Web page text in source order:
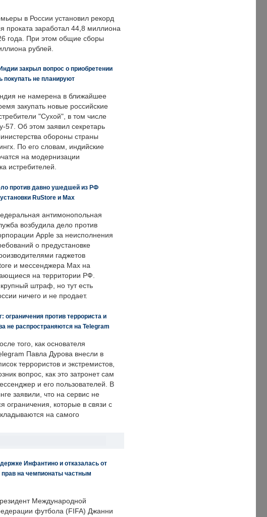
в России установил рекорд
проката заработал 44,8 миллиона
года. При этом общие сборы
рублей.
закрыл вопрос о приобретении
покупать не планируют
не намерена в ближайшее
закупать новые российские
"Сухой", в том числе
57. Об этом заявил секретарь
обороны страны
По его словам, индийские
на модернизации
истребителей.
против давно ушедшей из РФ
RuStore и Max
антимонопольная
возбудила дело против
Apple за неисполнения
о предустановке
гаджетов
и мессенджера Max на
на территории РФ.
штраф, но тут есть
ничего и не продает.
ограничения против террориста и
не распространяются на Telegram
того, как основателя
Павла Дурова внесли в
террористов и экстремистов,
вопрос, как это затронет сам
и его пользователей. В
заявили, что на сервис не
ограничения, которые в связи с
на самого
Инфантино и отказалась от
прав на чемпионаты частным
Международной
футбола (FIFA) Джанни